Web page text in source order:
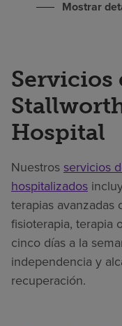
Mostrar
Servicios
Hospital
Nuestros servicios
hospitalizados
terapias avanzadas
fisioterapia, terapia
cinco días a la
independencia y
recuperación.